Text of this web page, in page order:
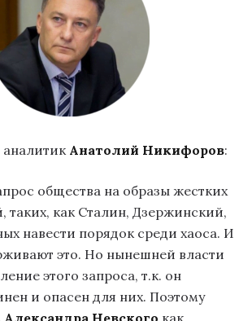
Анатолий Никифоров:
общества на образы жестких
таких, как Сталин, Дзержинский,
навести порядок среди хаоса. И
это. Но нынешней власти
этого запроса, т.к. он
и опасен для них. Поэтому
Александра Невского как